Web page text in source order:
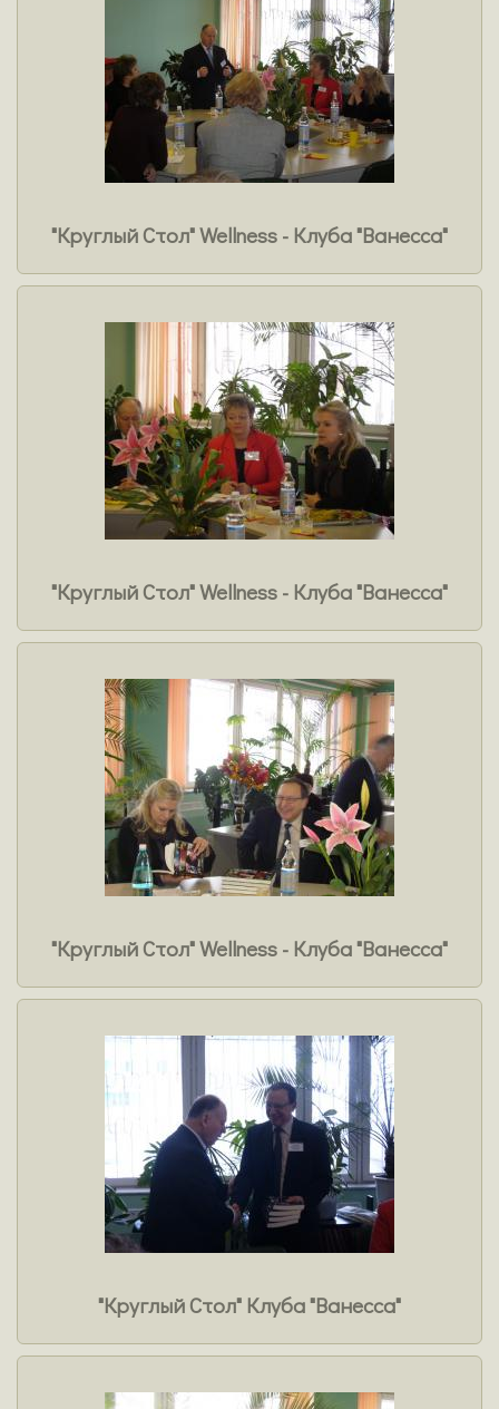
"Круглый Стол" Wellness - Клуба "Ванесса"
"Круглый Стол" Wellness - Клуба "Ванесса"
"Круглый Стол" Wellness - Клуба "Ванесса"
"Круглый Стол" Клуба "Ванесса"